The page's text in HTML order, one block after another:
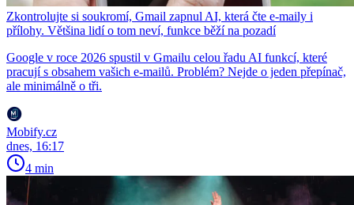
Zkontrolujte si soukromí, Gmail zapnul AI, která čte e-maily i
přílohy. Většina lidí o tom neví, funkce běží na pozadí
Google v roce 2026 spustil v Gmailu celou řadu AI funkcí, které
pracují s obsahem vašich e-mailů. Problém? Nejde o jeden přepínač,
ale minimálně o tři.
Mobify.cz
dnes, 16:17
4 min